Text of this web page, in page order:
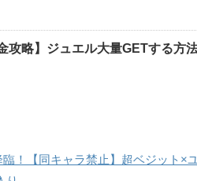
攻略】ジュエル大量GETする方
！【同キャラ禁止】超ベジット×